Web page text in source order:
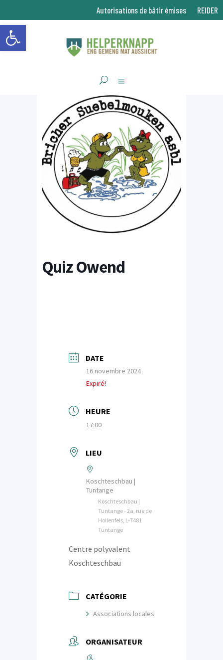
Ouvrir la barre d’outils
Autorisations de bâtir émises REIDER
Quiz Owend
DATE
16 novembre 2024
Expiré!
HEURE
17:00
LIEU
Koschteschbau |
Tuntange
Koschteschbau |
Tuntange - 2a, rue de
Hollenfels, L-7481
Tuntange
Centre polyvalent
Koschteschbau
CATÉGORIE
Associations locales
ORGANISATEUR